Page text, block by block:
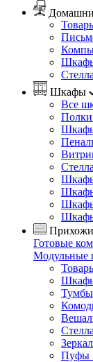
Шкафы
Все
Готовые
Модульные
Пуфы